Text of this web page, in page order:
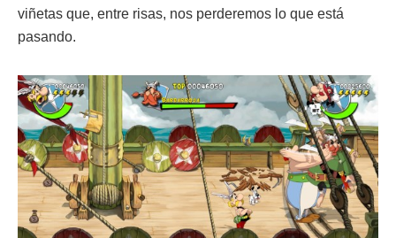
viñetas que, entre risas, nos perderemos lo que está
pasando.